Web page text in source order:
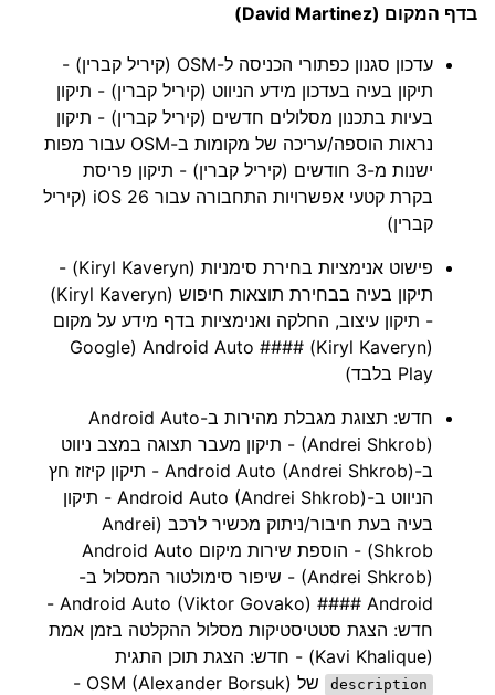
בדף המקום (David Martinez)
עדכון סגנון כפתורי הכניסה ל-OSM (קיריל קברין) -
תיקון בעיה בעדכון מידע הניווט (קיריל קברין) - תיקון
בעיות בתכנון מסלולים חדשים (קיריל קברין) - תיקון
נראות הוספה/עריכה של מקומות ב-OSM עבור מפות
ישנות מ-3 חודשים (קיריל קברין) - תיקון פריסת
בקרת קטעי אפשרויות התחבורה עבור iOS 26 (קיריל
קברין)
פישוט אנימציות בחירת סימניות (Kiryl Kaveryn) -
תיקון בעיה בבחירת תוצאות חיפוש (Kiryl Kaveryn)
- תיקון עיצוב, החלקה ואנימציות בדף מידע על מקום
(Kiryl Kaveryn) #### Android Auto (Google
Play בלבד)
חדש: תצוגת מגבלת מהירות ב-Android Auto
(Andrei Shkrob) - תיקון מעבר תצוגה במצב ניווט
ב-Android Auto (Andrei Shkrob) - תיקון קיזוז חץ
הניווט ב-Android Auto (Andrei Shkrob) - תיקון
בעיה בעת חיבור/ניתוק מכשיר לרכב (Andrei
Shkrob) - הוספת שירות מיקום Android Auto
(Andrei Shkrob) - שיפור סימולטור המסלול ב-
Android Auto (Viktor Govako) #### Android -
חדש: הצגת סטטיסטיקות מסלול ההקלטה בזמן אמת
(Kavi Khalique) - חדש: הצגת תוכן התגית
description
של OSM (Alexander Borsuk) -